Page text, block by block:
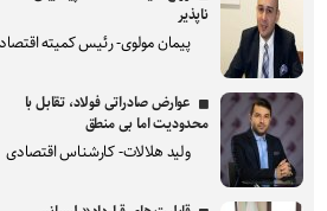
ناپذیر
پیمان مولوی- رئیس کمیته
عوارض صادراتی فولاد، تقابل با
محدودیت اما بی منطق
ولید هلالات- کارشناس اقتصادی